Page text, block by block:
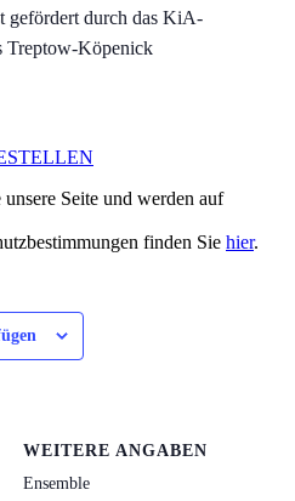
gefördert durch das KiA-
Treptow-Köpenick
Seite und werden auf
finden Sie hier.
WEITERE ANGABEN
Ensemble